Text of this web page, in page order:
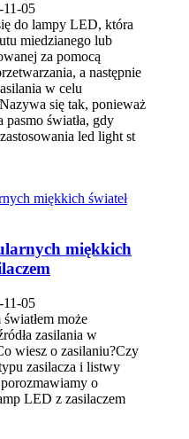
05
do lampy LED, która
miedzianego lub
za pomocą
a następnie
w celu
się tak, ponieważ
pasmo światła, gdy
led light st
miękkich
05
może
zasilania w
wiesz o zasilaniu?Czy
zasilacza i listwy
o
LED z zasilaczem